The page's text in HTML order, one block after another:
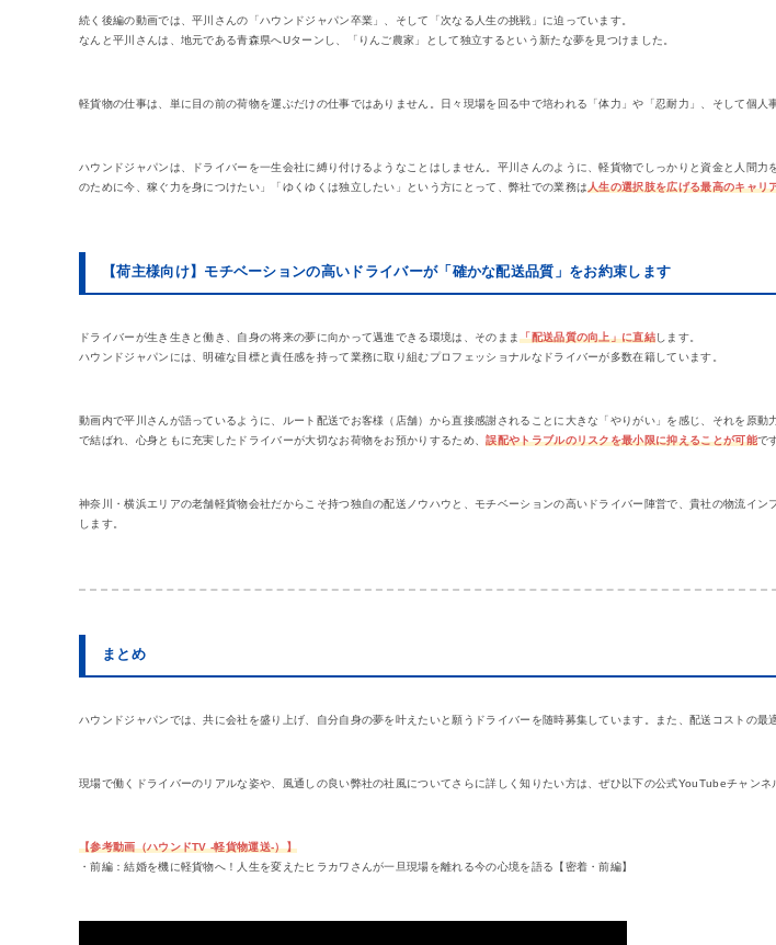
続く後編の動画では、平川さんの「ハウンドジャパン卒業」、そして「次なる人生の挑戦」に迫っています。
なんと平川さんは、地元である青森県へUターンし、「りんご農家」として独立するという新たな夢を見つけました。
軽貨物の仕事は、単に目の前の荷物を運ぶだけの仕事ではありません。日々現場を回る中で培われる「体力」や「忍耐力」、そして個人
ハウンドジャパンは、ドライバーを一生会社に縛り付けるようなことはしません。平川さんのように、軽貨物でしっかりと資金と人間
のために今、稼ぐ力を身につけたい」「ゆくゆくは独立したい」という方にとって、弊社での業務は人生の選択肢を広げる最高のキャリ
【荷主様向け】モチベーションの高いドライバーが「確かな配送品質」をお約束します
ドライバーが生き生きと働き、自身の将来の夢に向かって邁進できる環境は、そのまま「配送品質の向上」に直結します。
ハウンドジャパンには、明確な目標と責任感を持って業務に取り組むプロフェッショナルなドライバーが多数在籍しています。
動画内で平川さんが語っているように、ルート配送でお客様（店舗）から直接感謝されることに大きな「やりがい」を感じ、それを原
で結ばれ、心身ともに充実したドライバーが大切なお荷物をお預かりするため、誤配やトラブルのリスクを最小限に抑えることが可能で
神奈川・横浜エリアの老舗軽貨物会社だからこそ持つ独自の配送ノウハウと、モチベーションの高いドライバー陣営で、貴社の物流イ
します。
まとめ
ハウンドジャパンでは、共に会社を盛り上げ、自分自身の夢を叶えたいと願うドライバーを随時募集しています。また、配送コストの
現場で働くドライバーのリアルな姿や、風通しの良い弊社の社風についてさらに詳しく知りたい方は、ぜひ以下の公式YouTubeチャンネ
【参考動画（ハウンドTV -軽貨物運送-）】
・前編：結婚を機に軽貨物へ！人生を変えたヒラカワさんが一旦現場を離れる今の心境を語る【密着・前編】